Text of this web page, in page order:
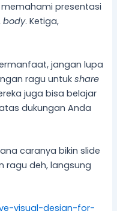
presentasi
body. Ketiga,
jangan lupa
ragu untukshare
juga bisa belajar
dukungan Anda
caranya bikin slide
ragu deh, langsung
visual-design-for-